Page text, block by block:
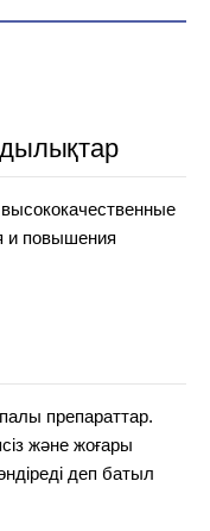
и повышения
препараттар.
және жоғары
деп батыл